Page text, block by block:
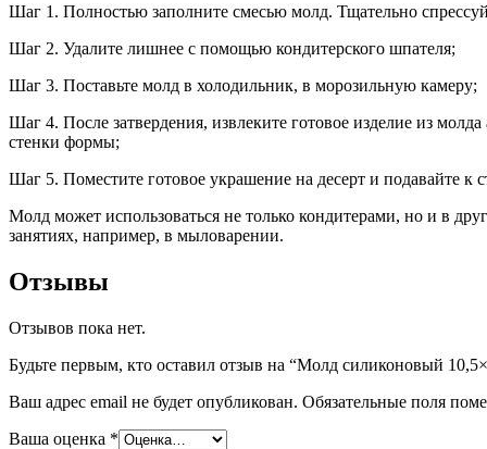
Шаг 1. Полностью заполните смесью молд. Тщательно
Шаг 2. Удалите лишнее с помощью кондитерского шпателя;
Шаг 3. Поставьте молд в холодильник, в морозильную камеру;
Шаг 4. После затвердения, извлеките готовое изделие из молда
стенки формы;
Шаг 5. Поместите готовое украшение на десерт и подавайте к
Молд может использоваться не только кондитерами, но и в
занятиях, например, в мыловарении.
Отзывы
Отзывов пока нет.
Будьте первым, кто оставил отзыв на “Молд силиконовый
Ваш адрес email не будет опубликован. Обязательные поля
Ваша оценка *